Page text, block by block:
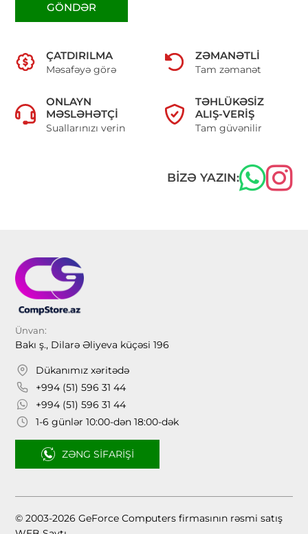
GÖNDƏR
ÇATDIRILMA
Məsafəyə görə
ZƏMANƏTLI
Tam zəmanət
ONLAYN
MƏSLƏHƏTÇI
Suallarınızı verin
TƏHLÜKƏSIZ
ALIŞ-VERIŞ
Tam güvənilir
BIZƏ YAZIN:
Ünvan:
Bakı ş., Dilarə Əliyeva küçəsi 196
Dükanımız xəritədə
+994 (51) 596 31 44
+994 (51) 596 31 44
1-6 günlər 10:00-dən 18:00-dək
ZƏNG SIFARIŞI
© 2003-2026 GeForce Computers firmasının rəsmi satış